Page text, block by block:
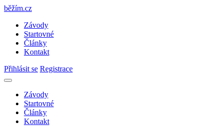
běžím.cz
Závody
Startovné
Články
Kontakt
Přihlásit se Registrace
Závody
Startovné
Články
Kontakt